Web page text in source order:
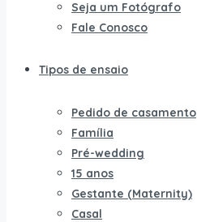
Seja um Fotógrafo
Fale Conosco
Tipos de ensaio
Pedido de casamento
Família
Pré-wedding
15 anos
Gestante (Maternity)
Casal